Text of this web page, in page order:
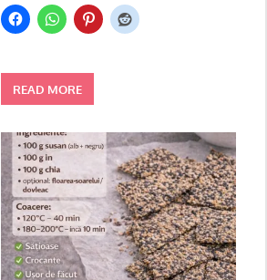
READ MORE